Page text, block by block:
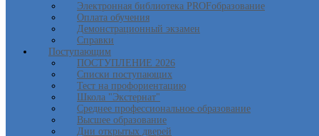
Электронная библиотека PROFобразование
Оплата обучения
Демонстрационный экзамен
Справки
Поступающим
ПОСТУПЛЕНИЕ 2026
Списки поступающих
Тест на профориентацию
Школа "Экстернат"
Среднее профессиональное образование
Высшее образование
Дни открытых дверей